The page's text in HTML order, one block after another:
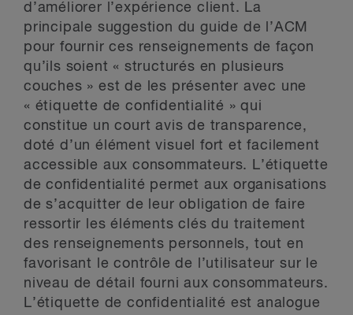
d’améliorer l’expérience client. La
principale suggestion du guide de l’ACM
pour fournir ces renseignements de façon
qu’ils soient « structurés en plusieurs
couches » est de les présenter avec une
« étiquette de confidentialité » qui
constitue un court avis de transparence,
doté d’un élément visuel fort et facilement
accessible aux consommateurs. L’étiquette
de confidentialité permet aux organisations
de s’acquitter de leur obligation de faire
ressortir les éléments clés du traitement
des renseignements personnels, tout en
favorisant le contrôle de l’utilisateur sur le
niveau de détail fourni aux consommateurs.
L’étiquette de confidentialité est analogue